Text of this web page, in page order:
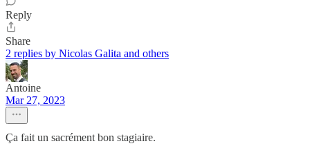
Reply
Share
2 replies by Nicolas Galita and others
Antoine
Mar 27, 2023
Ça fait un sacrément bon stagiaire.